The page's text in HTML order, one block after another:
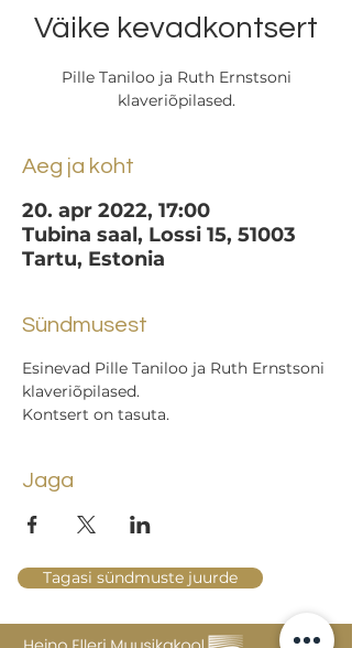
Väike kevadkontsert
Pille Taniloo ja Ruth Ernstsoni
klaveriõpilased.
Aeg ja koht
20. apr 2022, 17:00
Tubina saal, Lossi 15, 51003
Tartu, Estonia
Sündmusest
Esinevad Pille Taniloo ja Ruth Ernstsoni
klaveriõpilased.
Kontsert on tasuta.
Jaga
Tagasi sündmuste juurde